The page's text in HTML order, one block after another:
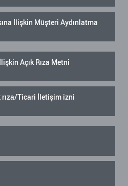
İlişkin Müşteri Aydınlatma
Açık Rıza Metni
Ticari İletişim izni